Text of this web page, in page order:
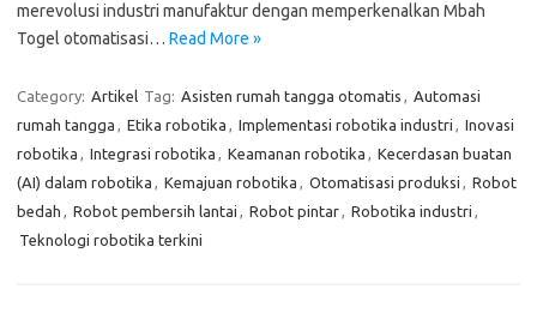
merevolusi industri manufaktur dengan memperkenalkan Mbah
Togel otomatisasi… Read More »
Category: Artikel Tag: Asisten rumah tangga otomatis , Automasi
rumah tangga , Etika robotika , Implementasi robotika industri , Inovasi
robotika , Integrasi robotika , Keamanan robotika , Kecerdasan buatan
(AI) dalam robotika , Kemajuan robotika , Otomatisasi produksi , Robot
bedah , Robot pembersih lantai , Robot pintar, Robotika industri ,
Teknologi robotika terkini